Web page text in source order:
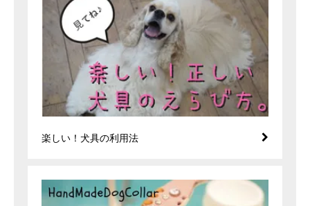
楽しい！犬具の利用法